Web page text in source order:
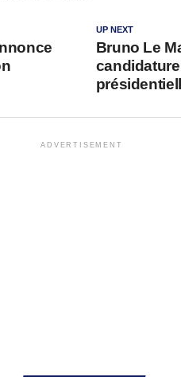
UP NEXT
Bruno Le
candidature
ADVERTISEMENT